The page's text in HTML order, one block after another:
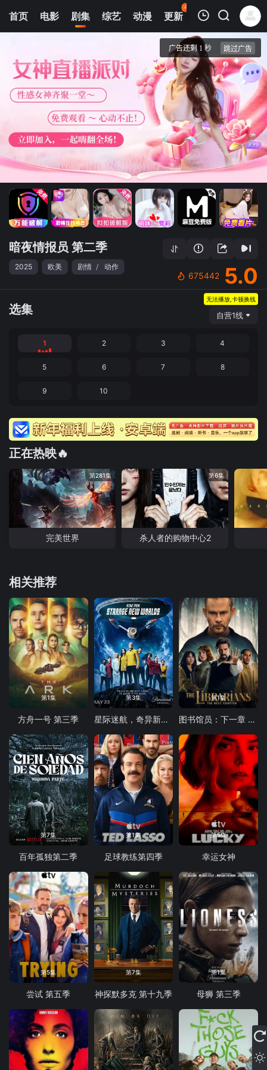
首页 电影 剧集 综艺 动漫 更新
40
热榜 APP
暗夜情报员 第二季
暗夜情报员 第二季
2025 欧美 剧情 / 动作
675442 5.0
选集
无法播放,卡顿换线
自营1线
1 2 3 4
5 6 7 8
9 10
正在热映🔥
第281集
完美世界
第6集
杀人者的购物中心2
相关推荐
第1集
方舟一号 第三季
第3集
星际迷航，奇异新世界第四季
第1集
图书馆员：下一章 第二季
第7集
百年孤独第二季
第1集
足球教练第四季
第5集
幸运女神
第5集
尝试 第五季
第7集
神探默多克 第十九季
第1集
母狮 第三季